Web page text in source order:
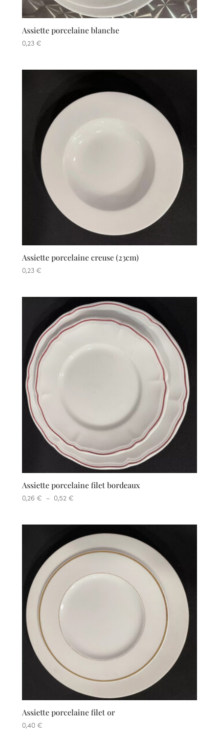
Assiette porcelaine blanche
0,23 €
Assiette porcelaine creuse (23cm)
0,23 €
Assiette porcelaine filet bordeaux
0,26 € – 0,52 €Plage
à
0,52 €
Assiette porcelaine filet or
0,40 €